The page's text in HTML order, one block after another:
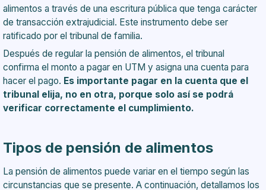
alimentos a través de una escritura pública que tenga carácter
de transacción extrajudicial. Este instrumento debe ser
ratificado por el tribunal de familia.
Después de regular la pensión de alimentos, el tribunal
confirma el monto a pagar en UTM y asigna una cuenta para
hacer el pago. Es importante pagar en la cuenta que el
tribunal elija, no en otra, porque solo así se podrá
verificar correctamente el cumplimiento.
Tipos de pensión de alimentos
La pensión de alimentos puede variar en el tiempo según las
circunstancias que se presente. A continuación, detallamos los